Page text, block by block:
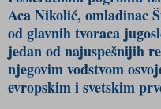
Aca Nikolić, omladinac
od glavnih tvoraca
jedan od najuspešnijih
njegovim vođstvom
evropskim i svetskim